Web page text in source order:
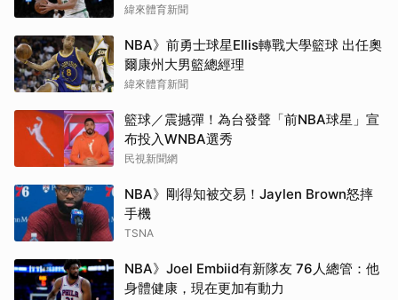
為政治棋子」
緯來體育新聞
NBA》前勇士球星Ellis轉戰大學籃球 出任奧
爾康州大男籃總經理
緯來體育新聞
籃球／震撼彈！為台發聲「前NBA球星」宣
布投入WNBA選秀
民視新聞網
NBA》剛得知被交易！Jaylen Brown怒摔
手機
TSNA
NBA》Joel Embiid有新隊友 76人總管：他
身體健康，現在更加有動力